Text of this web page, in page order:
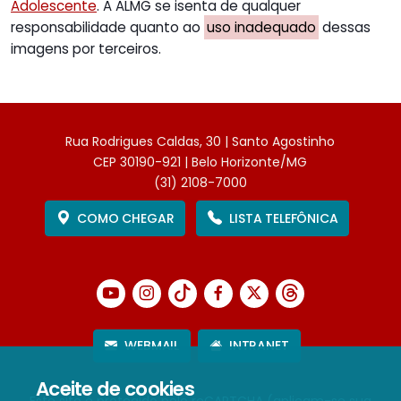
Aceite de cookies
Adolescente. A ALMG se isenta de qualquer
responsabilidade quanto ao uso inadequado dessas
imagens por terceiros.
Rua Rodrigues Caldas, 30 | Santo Agostinho
CEP 30190-921 | Belo Horizonte/MG
(31) 2108-7000
COMO CHEGAR
LISTA TELEFÔNICA
WEBMAIL INTRANET